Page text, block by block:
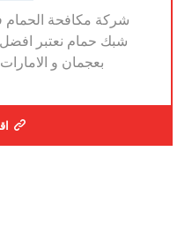
شبك حمام نعتبر
بعجمان و الامارات رقم 1 في